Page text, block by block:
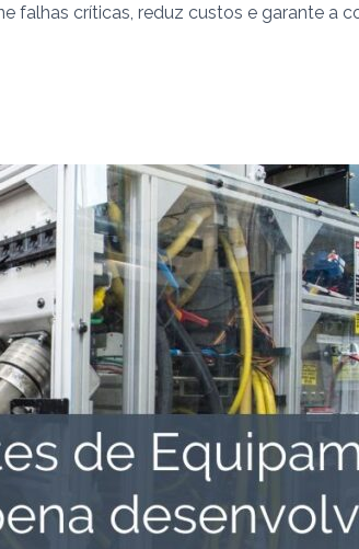
críticas, reduz custos e garante a